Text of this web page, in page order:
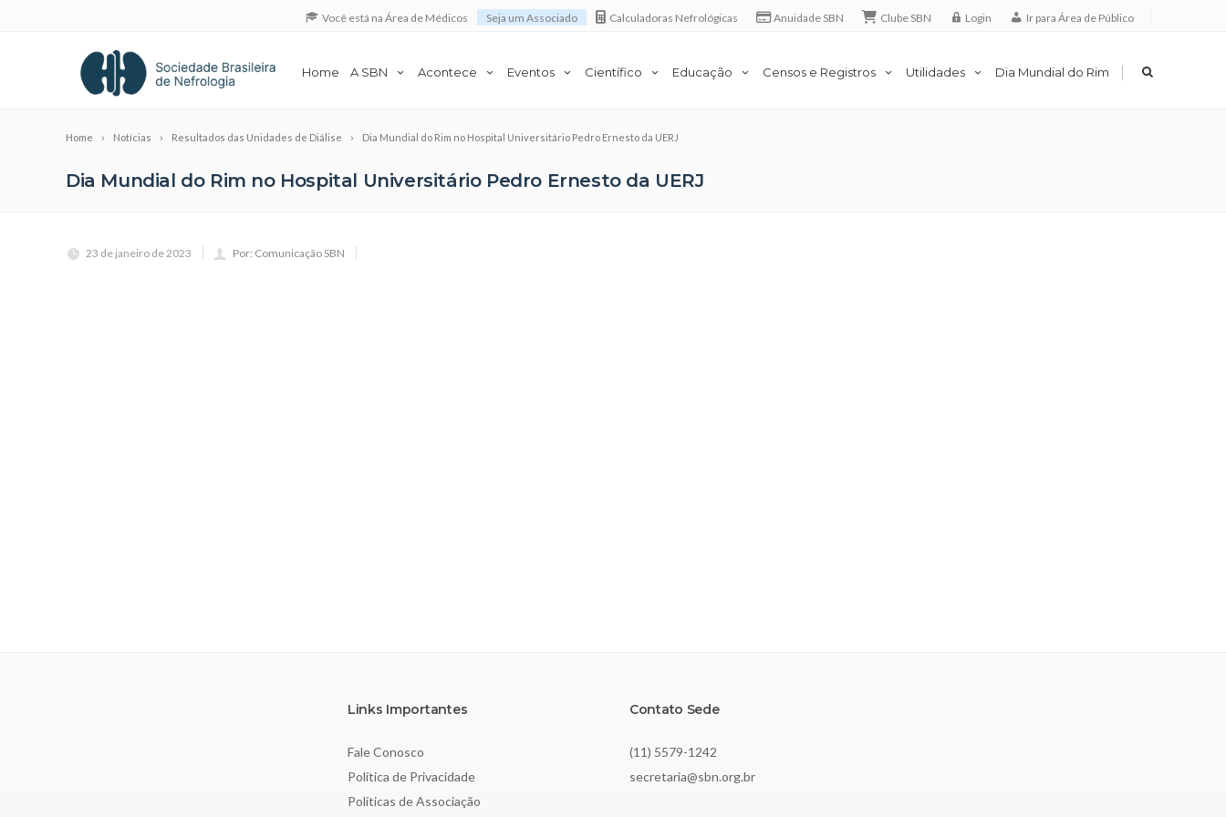
Você está na Área de Médicos Seja um Associado Calculadoras Nefrológicas Anuidade SBN Clube SBN Login Ir para Área de Público
Home A SBN Acontece Eventos Científico Educação Censos e Registros Utilidades Dia Mundial do Rim |
Home Notícias Resultados das Unidades de Diálise Dia Mundial do Rim no Hospital Universitário Pedro Ernesto da UERJ
Dia Mundial do Rim no Hospital Universitário Pedro Ernesto da UERJ
23 de janeiro de 2023 Por: Comunicação SBN
Links Importantes
Fale Conosco
Política de Privacidade
Políticas de Associação
Contato Sede
(11) 5579-1242
secretaria@sbn.org.br